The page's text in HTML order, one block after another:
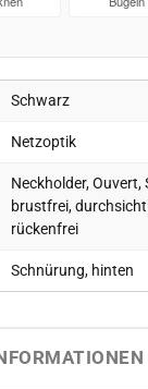
Schwarz
Netzoptik
Neckholder, Ouvert,
brustfrei,
rückenfrei
Schnürung, hinten